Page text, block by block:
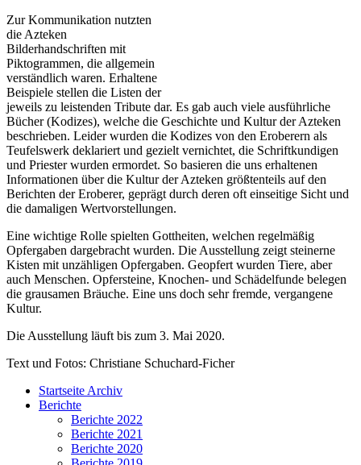
Zur Kommunikation nutzten
die Azteken
Bilderhandschriften mit
Piktogrammen, die allgemein
verständlich waren. Erhaltene
Beispiele stellen die Listen der
jeweils zu leistenden Tribute dar. Es gab auch viele ausführliche
Bücher (Kodizes), welche die Geschichte und Kultur der Azteken
beschrieben. Leider wurden die Kodizes von den Eroberern als
Teufelswerk deklariert und gezielt vernichtet, die Schriftkundigen
und Priester wurden ermordet. So basieren die uns erhaltenen
Informationen über die Kultur der Azteken größtenteils auf den
Berichten der Eroberer, geprägt durch deren oft einseitige Sicht und
die damaligen Wertvorstellungen.
Eine wichtige Rolle spielten Gottheiten, welchen regelmäßig
Opfergaben dargebracht wurden. Die Ausstellung zeigt steinerne
Kisten mit unzähligen Opfergaben. Geopfert wurden Tiere, aber
auch Menschen. Opfersteine, Knochen- und Schädelfunde belegen
die grausamen Bräuche. Eine uns doch sehr fremde, vergangene
Kultur.
Die Ausstellung läuft bis zum 3. Mai 2020.
Text und Fotos: Christiane Schuchard-Ficher
Startseite Archiv
Berichte
Berichte 2022
Berichte 2021
Berichte 2020